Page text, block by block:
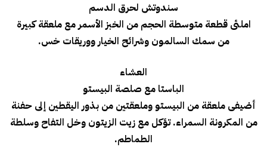
سندوتش لحرق الدسم
املئى قطعة متوسطة الحجم من الخبز الأسمر مع ملعقة كبيرة
من سمك السالمون وشرائح الخيار ووريقات خس.
العشاء
الباستا مع صلصة البيستو
أضيفى ملعقة من البيستو وملعقتين من بذور اليقطين إلى حفنة
من المكرونة السمراء. تؤكل مع زيت الزيتون وخل التفاح وسلطة
الطماطم.